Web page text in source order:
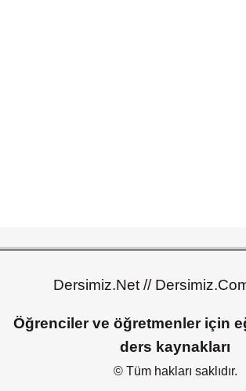
Dersimiz.Net //
Öğrenciler ve öğretmenler için
ders kaynakları
© Tüm hakları saklıdır.